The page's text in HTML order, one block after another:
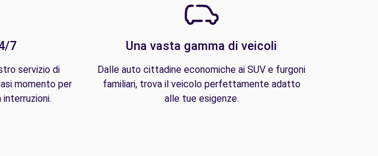
7
servizio di
momento per
interruzioni.
Una vasta gamma di veicoli
Dalle auto cittadine economiche ai SUV e furgoni
familiari, trova il veicolo perfettamente adatto
alle tue esigenze.